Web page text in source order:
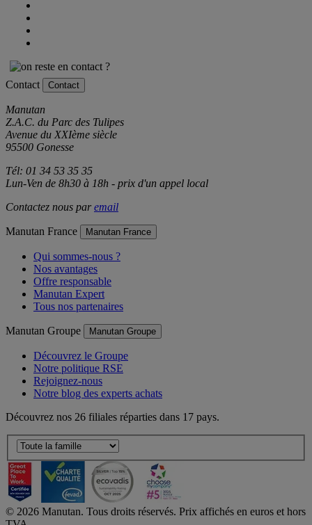
Contact Contact
Manutan
Z.A.C. du Parc des Tulipes
Avenue du XXIème siècle
95500 Gonesse
Tél: 01 34 53 35 35
Lun-Ven de 8h30 à 18h - prix d'un appel local
Contactez nous paremail
Manutan France Manutan France
Qui sommes-nous ?
Nos avantages
Offre responsable
Manutan Expert
Tous nos partenaires
Manutan Groupe Manutan Groupe
Découvrez le Groupe
Notre politique RSE
Rejoignez-nous
Notre blog des experts achats
Découvrez nos 26 filiales réparties dans 17 pays.
© 2026 Manutan. Tous droits réservés. Prix affichés en euros et hors